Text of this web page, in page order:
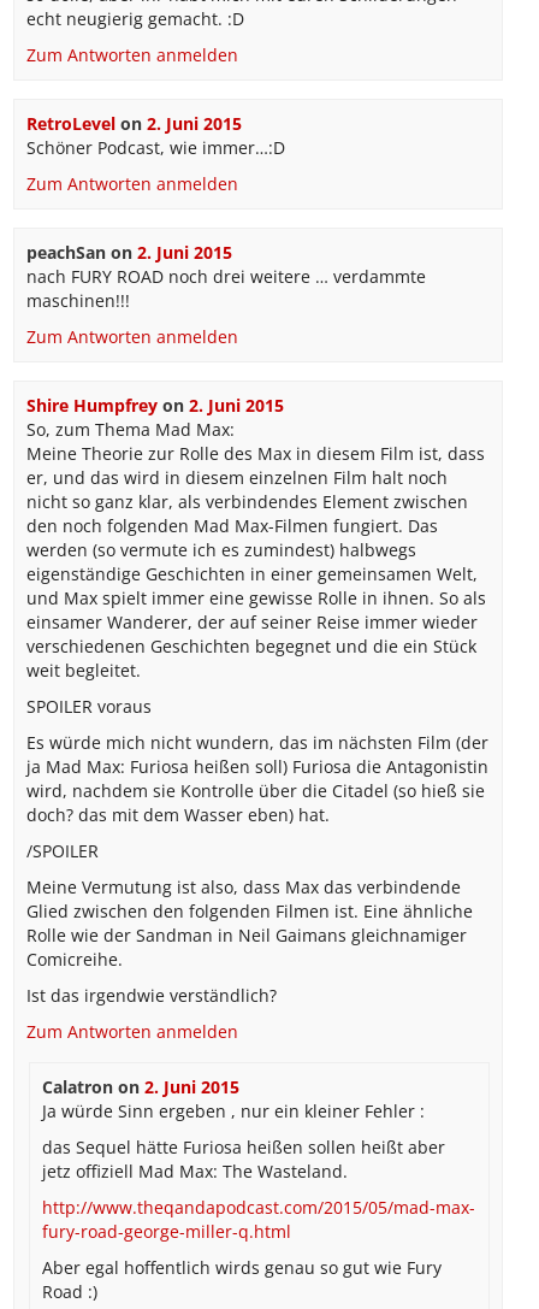
echt neugierig gemacht. :D
Zum Antworten anmelden
RetroLevelon 2. Juni 2015
Schöner Podcast, wie immer…:D
Zum Antworten anmelden
peachSanon 2. Juni 2015
nach FURY ROAD noch drei weitere … verdammte
maschinen!!!
Zum Antworten anmelden
Shire Humpfreyon 2. Juni 2015
So, zum Thema Mad Max:
Meine Theorie zur Rolle des Max in diesem Film ist, dass
er, und das wird in diesem einzelnen Film halt noch
nicht so ganz klar, als verbindendes Element zwischen
den noch folgenden Mad Max-Filmen fungiert. Das
werden (so vermute ich es zumindest) halbwegs
eigenständige Geschichten in einer gemeinsamen Welt,
und Max spielt immer eine gewisse Rolle in ihnen. So als
einsamer Wanderer, der auf seiner Reise immer wieder
verschiedenen Geschichten begegnet und die ein Stück
weit begleitet.
SPOILER voraus
Es würde mich nicht wundern, das im nächsten Film (der
ja Mad Max: Furiosa heißen soll) Furiosa die Antagonistin
wird, nachdem sie Kontrolle über die Citadel (so hieß sie
doch? das mit dem Wasser eben) hat.
/SPOILER
Meine Vermutung ist also, dass Max das verbindende
Glied zwischen den folgenden Filmen ist. Eine ähnliche
Rolle wie der Sandman in Neil Gaimans gleichnamiger
Comicreihe.
Ist das irgendwie verständlich?
Zum Antworten anmelden
Calatron on2. Juni 2015
Ja würde Sinn ergeben , nur ein kleiner Fehler :
das Sequel hätte Furiosa heißen sollen heißt aber
jetz offiziell Mad Max: The Wasteland.
http://www.theqandapodcast.com/2015/05/mad-max-
fury-road-george-miller-q.html
Aber egal hoffentlich wirds genau so gut wie Fury
Road :)